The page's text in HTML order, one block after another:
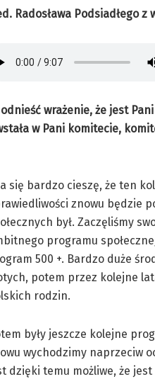
Radosława Podsiadłego
wrażenie, że jest
w Pani komitecie,
się bardzo cieszę, że ten
znowu będzie
był. Zaczęliśmy
programu
500 +. Bardzo duże
potem przez kolejne
rodzin.
były jeszcze kolejne
wychodzimy naprzeciw
dzięki temu możliwe, że